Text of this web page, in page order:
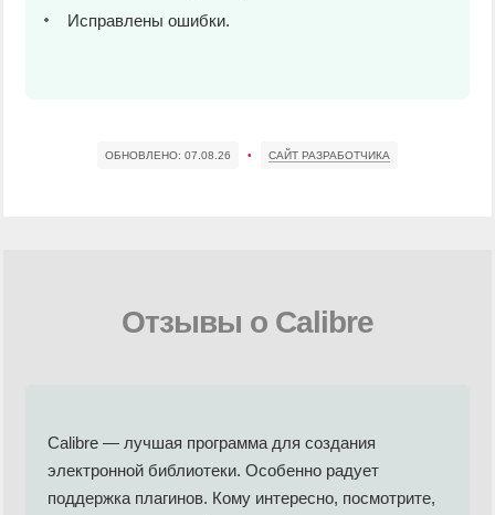
Исправлены ошибки.
ОБНОВЛЕНО: 07.08.26 • САЙТ РАЗРАБОТЧИКА
Отзывы о Calibre
Calibre — лучшая программа для создания
электронной библиотеки. Особенно радует
поддержка плагинов. Кому интересно, посмотрите,